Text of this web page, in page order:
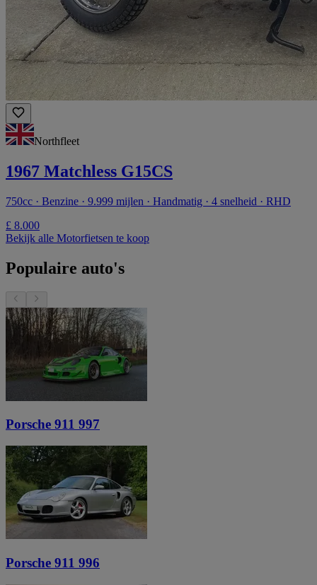
Northfleet
1967 Matchless G15CS
750cc · Benzine · 9.999 mijlen · Handmatig · 4 snelheid · RHD
£ 8.000
Bekijk alle Motorfietsen te koop
Populaire auto's
Porsche 911 997
Porsche 911 996